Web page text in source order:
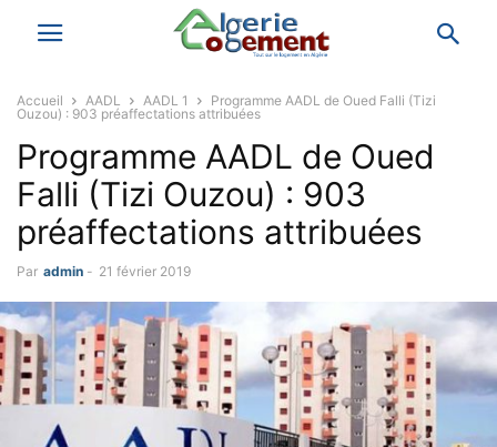
Accueil AADL AADL 1
Programme AADL de Oued Falli (Tizi
Ouzou) : 903 préaffectations attribuées
Programme AADL de Oued
Falli (Tizi Ouzou) : 903
préaffectations attribuées
Par admin - 21 février 2019